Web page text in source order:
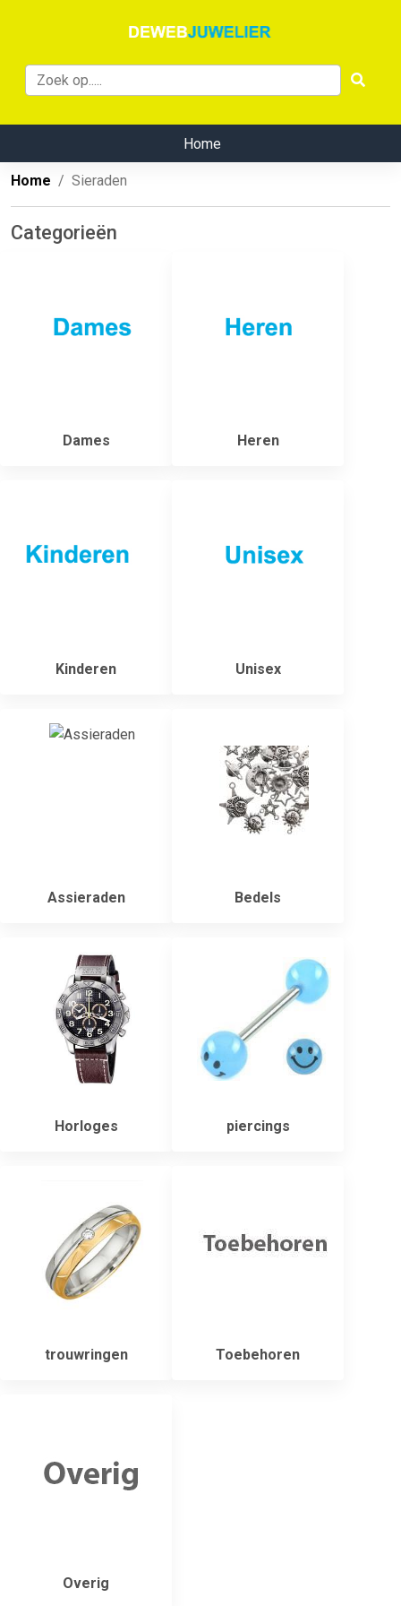
Home
Home Sieraden
Categorieën
Dames Heren
Kinderen Unisex
Assieraden Bedels
Horloges piercings
trouwringen Toebehoren
Overig